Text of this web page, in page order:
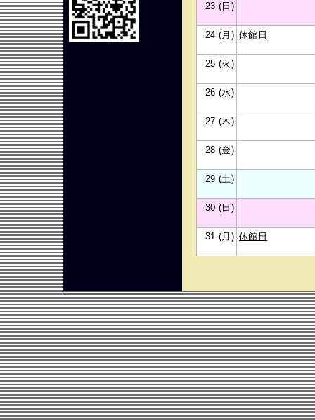
23 (日)
24 (月) 休館日
25 (火)
26 (水)
27 (木)
28 (金)
29 (土)
30 (日)
31 (月) 休館日